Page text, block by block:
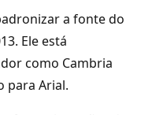
a fonte do
Ele está
como Cambria
para Arial.